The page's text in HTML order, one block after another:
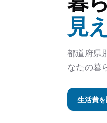
見
都道府県
なたの暮
生活費